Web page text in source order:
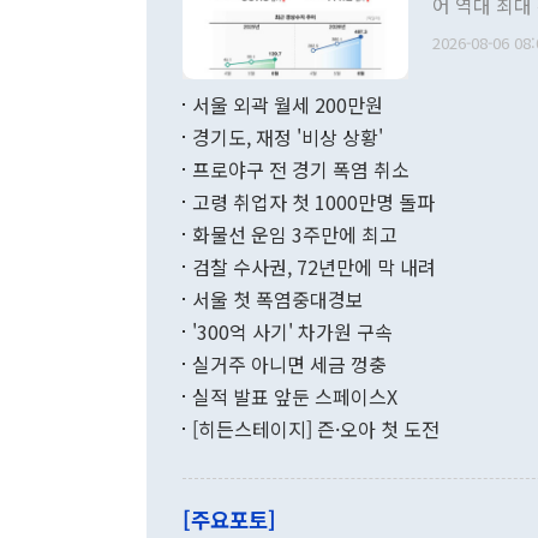
관의 무리한
다. [정동영 통일부 장관이 지난달 23일 오후 서울 종로구 정부서울청사에
무너졌다고
함께 4자 대
"우리의 선
관은 업무
료=한국은행] 한국은행이 6일 발표한 '2026년 6월 국제수지(잠정)'
며 월간 기
196.9% 급
수출은
기록했지만
로 전환됐다.
는 배당수입
2026-08-06
서울 외곽 월세 200만원
경기도, 재정 '비상 상황'
프로야구 전 경기 폭염 취소
고령 취업자 첫 1000만명 돌파
화물선 운임 3주만에 최고
검찰 수사권, 72년만에 막 내려
서울 첫 폭염중대경보
'300억 사기' 차가원 구속
실거주 아니면 세금 껑충
실적 발표 앞둔 스페이스X
[히든스테이지] 즌·오아 첫 도전
[주요포토]